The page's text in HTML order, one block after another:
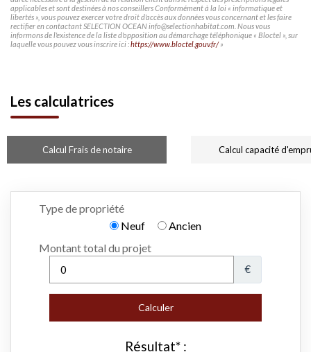
applicables et sont destinées à nos conseillers Conformément à la loi « informatique et
libertés », vous pouvez exercer votre droit d'accès aux données vous concernant et les faire
rectifier en contactant SELECTION OCEAN info@selectionhabitat.com. Nous vous
informons de l'existence de la liste d'opposition au démarchage téléphonique « Bloctel », sur
laquelle vous pouvez vous inscrire ici :https://www.bloctel.gouv.fr/»
Les calculatrices
Calcul Frais de notaire Calcul capacité